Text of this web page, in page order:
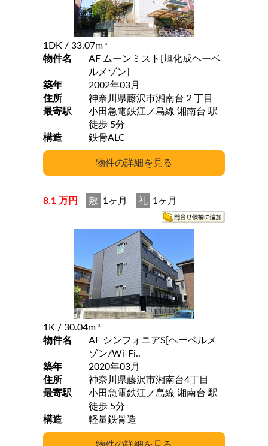
1DK / 33.07m 2
物件名
AF ムーンミスト[旭化成ヘーベ
ルメゾン]
築年
2002年03月
住所
神奈川県藤沢市湘南台２丁目
最寄駅
小田急電鉄江ノ島線 湘南台 駅
徒歩 5分
構造
鉄骨ALC
8.1 万円 敷 1ヶ月 礼 1ヶ月
1K / 30.04m 2
物件名
AF シンフォニアS[ヘーベルメ
ゾン/Wi-Fi..
築年
2020年03月
住所
神奈川県藤沢市湘南台4丁目
最寄駅
小田急電鉄江ノ島線 湘南台 駅
徒歩 5分
構造
軽量鉄骨造